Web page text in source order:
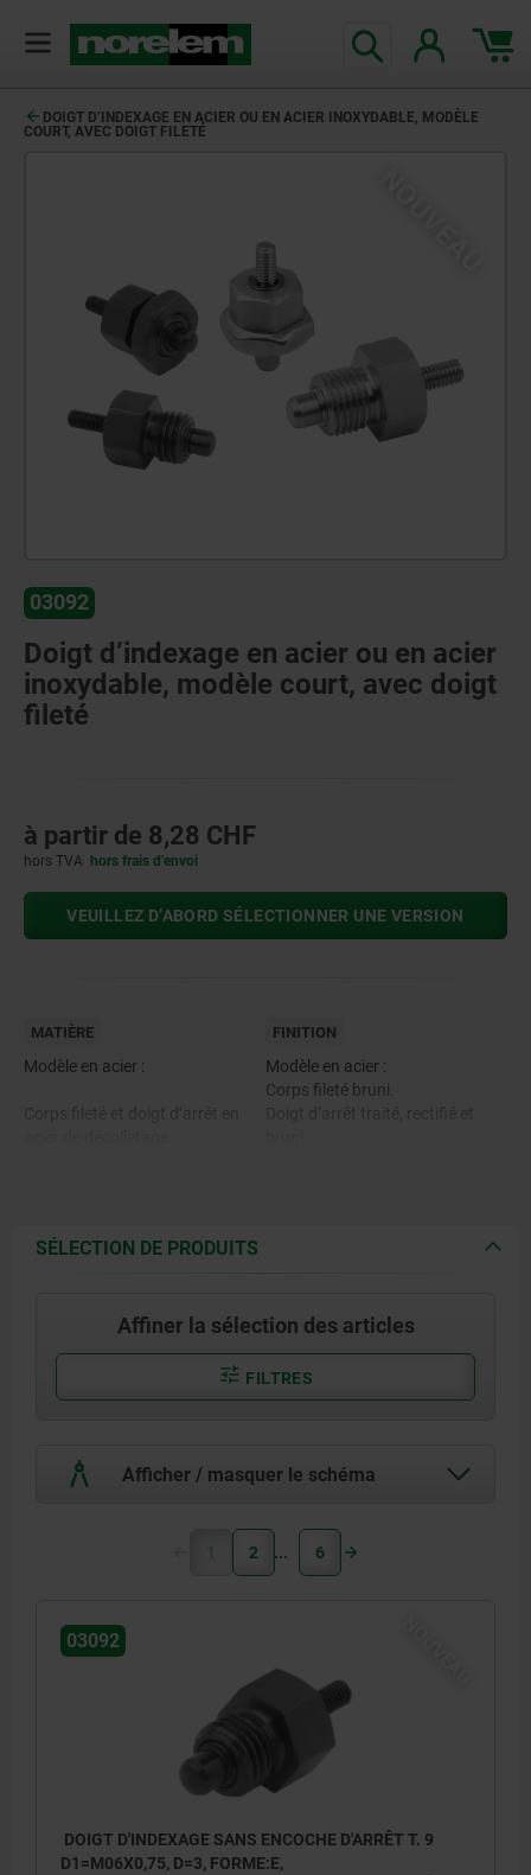
DOIGT D’INDEXAGE EN ACIER OU EN ACIER INOXYDABLE, MODÈLE
COURT, AVEC DOIGT FILETÉ
03092
Doigt d’indexage en acier ou en acier
inoxydable, modèle court, avec doigt
fileté
à partir de 8,28 CHF
hors TVA hors frais d’envoi
VEUILLEZ D’ABORD SÉLECTIONNER UNE VERSION
MATIÈRE
Modèle en acier :
Doigt d’arrêt traité 1.4034.
Doigt d’arrêt non traité 1.4305.
Modèle en acier inoxydable A4 :
FINITION
Modèle en acier :
Corps fileté bruni.
Modèle en inox A4 :
Corps fileté brut.
Doigt d’arrêt rectifié et nickelé
SÉLECTION DE PRODUITS
Affiner la sélection des articles
FILTRES
Afficher / masquer le schéma
1 2 6
03092
DOIGT D'INDEXAGE SANS ENCOCHE D'ARRÊT T. 9
D1=M06X0,75, D=3, FORME:E,